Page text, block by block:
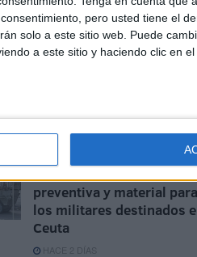
pero usted tiene el
solo a este sitio web. Puede
a este sitio y haciendo clic en
El Colegio de Médicos
asistencial" en Ceuta
HACE 17 HORAS
preventiva y material para
los militares destinados
Ceuta
HACE 2 DÍAS